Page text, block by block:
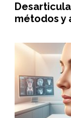
métodos y